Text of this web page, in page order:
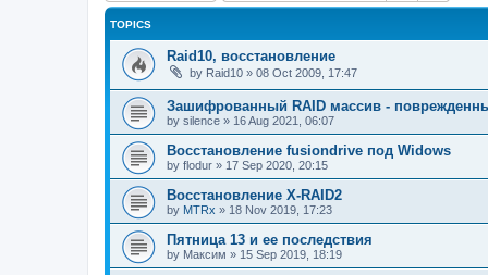
TOPICS
Raid10, восстановление
by Raid10 » 08 Oct 2009, 17:47
Зашифрованный RAID массив -
by silence » 16 Aug 2021, 06:07
Восстановление fusiondrive под Widows
by flodur » 17 Sep 2020, 20:15
Восстановление X-RAID2
by MTRx » 18 Nov 2019, 17:23
Пятница 13 и ее последствия
by Максим » 15 Sep 2019, 18:19